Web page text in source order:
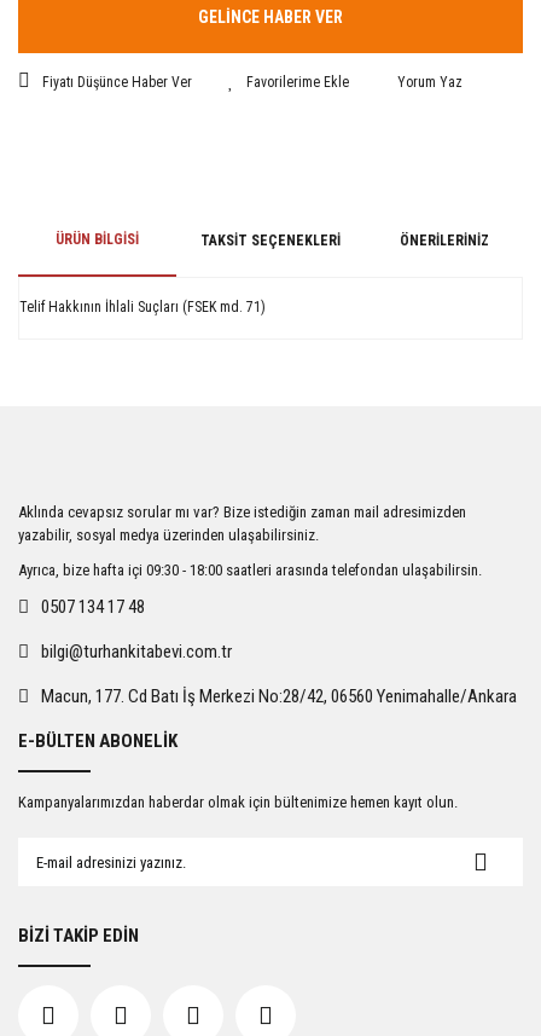
GELİNCE HABER VER
Fiyatı Düşünce Haber Ver Yorum Yaz
ÜRÜN BILGISI TAKSIT SEÇENEKLERI ÖNERILERINIZ
Telif Hakkının İhlali Suçları (FSEK md. 71)
Ürün açıklamasında eksik bilgiler bulunuyor.
Ürün bilgilerinde hatalar bulunuyor.
Ürün fiyatı diğer sitelerden daha pahalı.
Gönder
Aklında cevapsız sorular mı var? Bize istediğin zaman mail adresimizden
yazabilir, sosyal medya üzerinden ulaşabilirsiniz.
Ayrıca, bize hafta içi 09:30 - 18:00 saatleri arasında telefondan ulaşabilirsin.
0507 134 17 48
bilgi@turhankitabevi.com.tr
Macun, 177. Cd Batı İş Merkezi No:28/42, 06560 Yenimahalle/Ankara
E-BÜLTEN ABONELİK
Kampanyalarımızdan haberdar olmak için bültenimize hemen kayıt olun.
BİZİ TAKİP EDİN